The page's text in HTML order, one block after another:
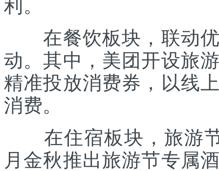
利。
在餐饮板块，联动优
动。其中，美团开设旅
精准投放消费券，以线
消费。
在住宿板块，旅游节
月金秋推出旅游节专属